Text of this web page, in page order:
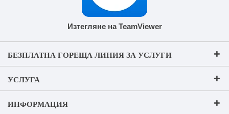
Изтегляне на TeamViewer
БЕЗПЛАТНА ГОРЕЩА ЛИНИЯ ЗА УСЛУГИ
УСЛУГА
ИНФОРМАЦИЯ